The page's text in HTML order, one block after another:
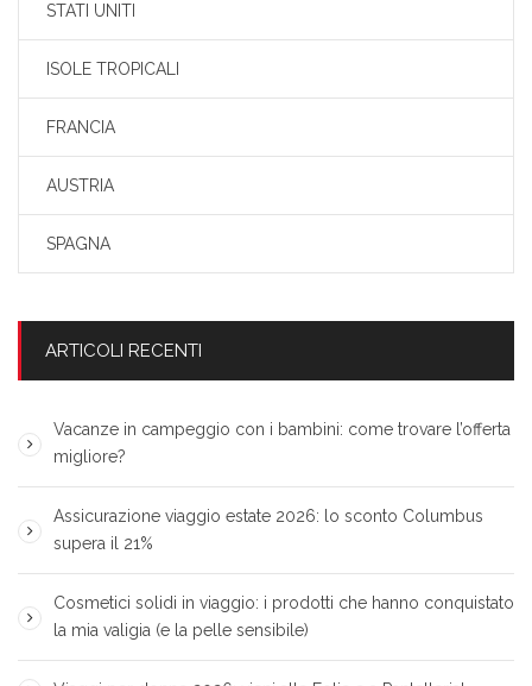
STATI UNITI
ISOLE TROPICALI
FRANCIA
AUSTRIA
SPAGNA
ARTICOLI RECENTI
Vacanze in campeggio con i bambini: come trovare l’offerta
migliore?
Assicurazione viaggio estate 2026: lo sconto Columbus
supera il 21%
Cosmetici solidi in viaggio: i prodotti che hanno conquistato
la mia valigia (e la pelle sensibile)